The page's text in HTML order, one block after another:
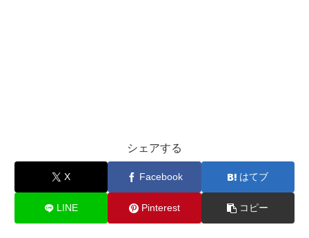
シェアする
X Facebook はてブ
LINE Pinterest コピー